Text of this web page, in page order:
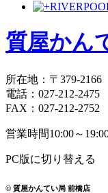
質屋かん
所在地 ： 〒379-2166
電話 ： 027-212-2475
FAX ： 027-212-2752
営業時間10:00～
PC版に切り替える
© 質屋かんてい局 前橋店